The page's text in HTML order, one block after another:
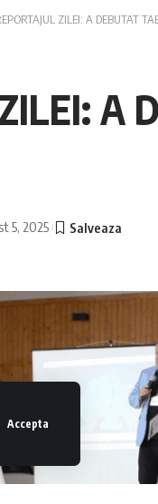
Accepta
ZILEI: A DEBUTAT
A
5, 2025